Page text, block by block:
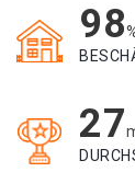
98
27